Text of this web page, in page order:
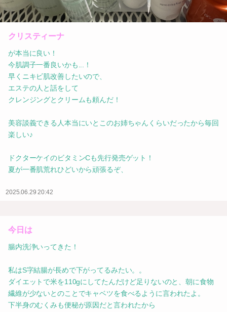
クリスティーナ
が本当に良い！
今肌調子一番良いかも...！
早くニキビ肌改善したいので、
エステの人と話をして
クレンジングとクリームも頼んだ！
美容談義できる人本当にいとこのお姉ちゃんくらいだったから毎回
楽しい♪
ドクターケイのビタミンCも先行発売ゲット！
夏が一番肌荒れひどいから頑張るぞ、
2025.06.29 20:42
今日は
腸内洗浄いってきた！
私はS字結腸が長めで下がってるみたい。。
ダイエットで米を110gにしてたんだけど足りないのと、朝に食物
繊維が少ないとのことでキャベツを食べるように言われたよ。
下半身のむくみも便秘が原因だと言われたから